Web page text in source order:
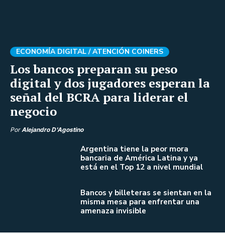
Los bancos preparan su peso
digital y dos jugadores esperan la
señal del BCRA para liderar el
negocio
ECONOMÍA DIGITAL /ATENCIÓN COINERS
Por Alejandro D'Agostino
Argentina tiene la peor mora
bancaria de América Latina y ya
está en el Top 12 a nivel mundial
Bancos y billeteras se sientan en la
misma mesa para enfrentar una
amenaza invisible